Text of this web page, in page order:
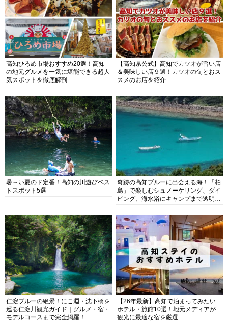
高知ひろめ市場おすすめ20選！高知
の地元グルメを一気に堪能できる超人
気スポットを徹底解剖
【高知県公式】高知でカツオが旨い店
＆美味しい店９選！カツオの旬とおス
スメのお店を紹介
暑～い夏のド定番！高知の川遊びベス
トスポット5選
奇跡の高知ブルーに出会える海！「柏
島」で楽しむシュノーケリング、ダイ
ビング、海水浴にキャンプまで透明度
仁淀ブルーの絶景！にこ淵・沈下橋を
巡る仁淀川観光ガイド｜グルメ・宿・
モデルコースまで完全網羅！
【26年最新】高知で泊まってみたい
ホテル・旅館10選！地元メディアが
観光に最適な宿を厳選